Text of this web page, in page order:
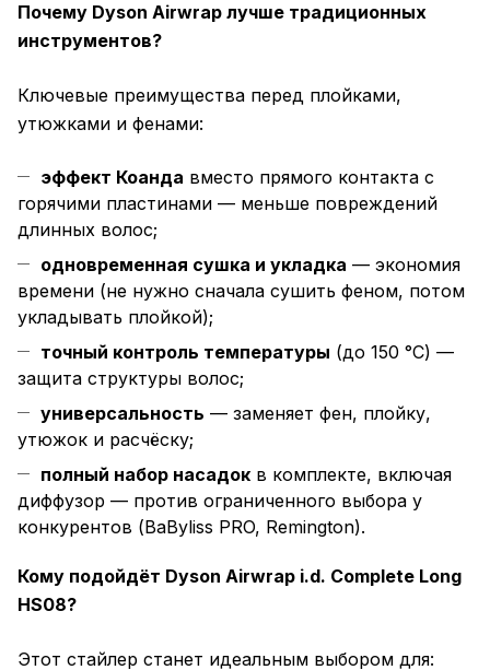
Почему Dyson Airwrap лучше традиционных
инструментов?
Ключевые преимущества перед плойками,
утюжками и фенами:
эффект Коанда вместо прямого контакта с
горячими пластинами — меньше повреждений
длинных волос;
одновременная сушка и укладка — экономия
времени (не нужно сначала сушить феном, потом
укладывать плойкой);
точный контроль температуры (до 150 °C) —
защита структуры волос;
универсальность — заменяет фен, плойку,
утюжок и расчёску;
полный набор насадок в комплекте, включая
диффузор — против ограниченного выбора у
конкурентов (BaByliss PRO, Remington).
Кому подойдёт Dyson Airwrap i.d. Complete Long
HS08?
Этот стайлер станет идеальным выбором для: